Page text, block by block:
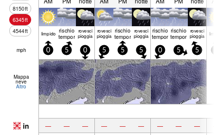
8150ft
6345ft
4544ft limp­ido rischio
temporale
rovesci
pioggia
rovesci
pioggia
rischio
temporale
rovesci
pioggia
rischio
temporale
rischio
temporale
rovesci
pioggia
mph 0 5 0 5 5 5 0 5 5
Mappa
neve
Altro
in — — — — — — — — —